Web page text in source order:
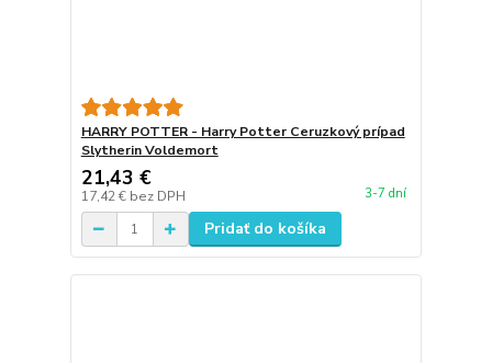
HARRY POTTER - Harry Potter Ceruzkový prípad
Slytherin Voldemort
21,43 €
17,42 € bez DPH 3-7 dní
Pridať do košíka